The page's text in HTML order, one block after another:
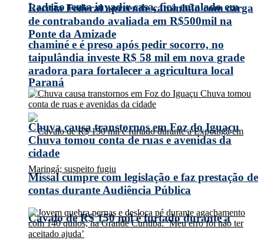
Ladrão tenta invadir casa, fica entalado em
chaminé e é preso após pedir socorro, no
Paraná
Cavalo de R$ 150 mil é furtado durante a
Receita Federal apreende caminhão com carga
de contrabando avaliada em R$500mil na
Ponte da Amizade
taipulândia investe R$ 58 mil em nova grade
aradora para fortalecer a agricultura local
Chuva causa transtornos em Foz do Iguaçu
Chuva tomou conta de ruas e avenidas da
cidade
Missal cumpre com legislação e faz prestação de
contas durante Audiência Pública